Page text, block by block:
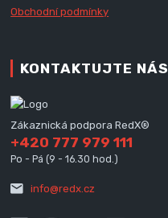
Obchodní podmínky
KONTAKTUJTE NÁS
Zákaznická podpora RedX®
+420 777 979 111
Po - Pá (9 - 16.30 hod.)
info@redx.cz